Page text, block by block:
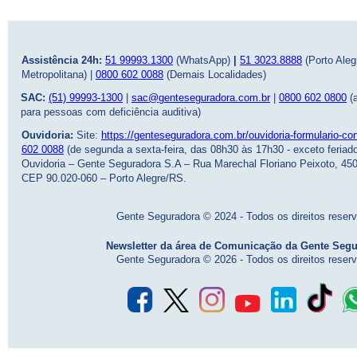
Assistência 24h: 51 99993.1300 (WhatsApp) 51 3023.8888 (Porto
Metropolitana) | 0800 602 0088 (Demais Localidades)
SAC: (51) 99993-1300 sac@genteseguradora.com.br| 0800 602 0800
para pessoas com deficiência auditiva)
Ouvidoria: Site: https://genteseguradora.com.br/ouvidoria-formulario-
602 0088 (de segunda a sexta-feira, das 08h30 às 17h30 - exceto
Ouvidoria – Gente Seguradora S.A – Rua Marechal Floriano Peixoto,
CEP 90.020-060 – Porto Alegre/RS.
Gente Seguradora © 2024 - Todos os direitos
Newsletter da área de Comunicação da Gente
Gente Seguradora © 2026 - Todos os direitos